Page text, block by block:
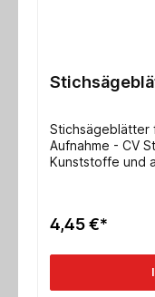
Stichsägeblätter
Aufnahme - CV
Kunststoffe und
4,45 €*